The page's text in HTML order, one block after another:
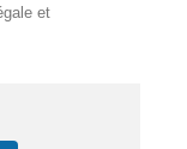
et